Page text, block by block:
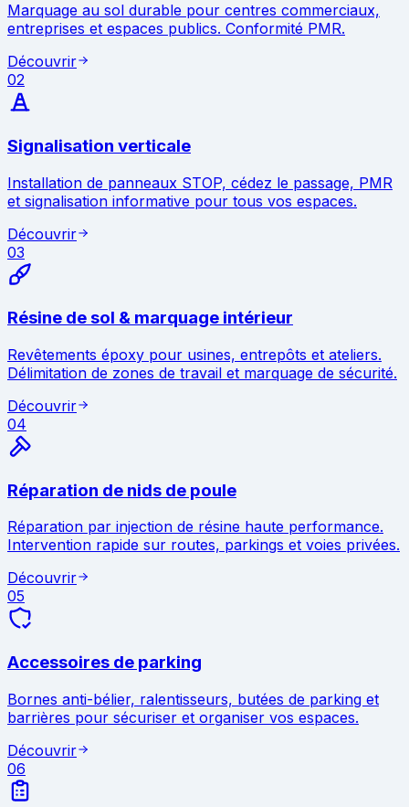
Marquage au sol durable pour centres commerciaux,
entreprises et espaces publics. Conformité PMR.
Découvrir
02
Signalisation verticale
Installation de panneaux STOP, cédez le passage, PMR
et signalisation informative pour tous vos espaces.
Découvrir
03
Résine de sol & marquage intérieur
Revêtements époxy pour usines, entrepôts et ateliers.
Délimitation de zones de travail et marquage de sécurité.
Découvrir
04
Réparation de nids de poule
Réparation par injection de résine haute performance.
Intervention rapide sur routes, parkings et voies privées.
Découvrir
05
Accessoires de parking
Bornes anti-bélier, ralentisseurs, butées de parking et
barrières pour sécuriser et organiser vos espaces.
Découvrir
06